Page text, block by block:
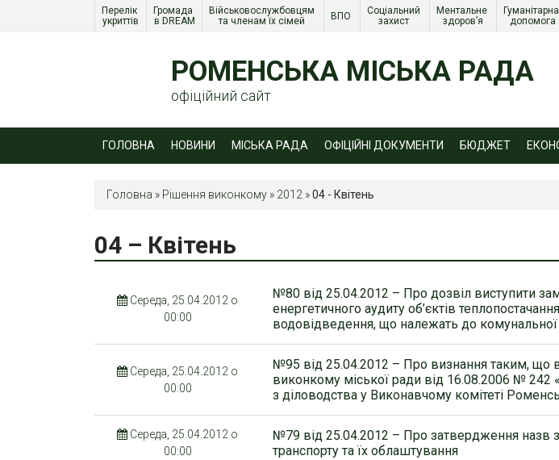
Перелік
укриттів
Громада
в DREAM
Військовослужбовцям
та членам їх сімей
ВПО
Соціальний
захист
Ментальне
здоров’я
Гуманітарна
допомога
РОМЕНСЬКА МІСЬКА РАДА
офіційний сайт
ГОЛОВНА НОВИНИ МІСЬКА РАДА ОФІЦІЙНІ ДОКУМЕНТИ БЮДЖЕТ
Головна » Рішення виконкому » 2012 »04 - Квітень
04 – Квітень
Середа, 25.04.2012 о
00:00
№80 від 25.04.2012 – Про дозвіл виступити
енергетичного аудиту об’єктів
водовідведення, що належать до комунальної
Середа, 25.04.2012 о
00:00
№95 від 25.04.2012 – Про визнання таким, що
виконкому міської ради від 16.08.2006 № 242
з діловодства у Виконавчому комітеті
Середа, 25.04.2012 о
00:00
№79 від 25.04.2012 – Про затвердження назв
транспорту та їх облаштування